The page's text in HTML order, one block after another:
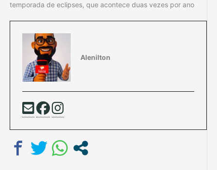
temporada de eclipses, que acontece duas vezes por ano
Alenilton